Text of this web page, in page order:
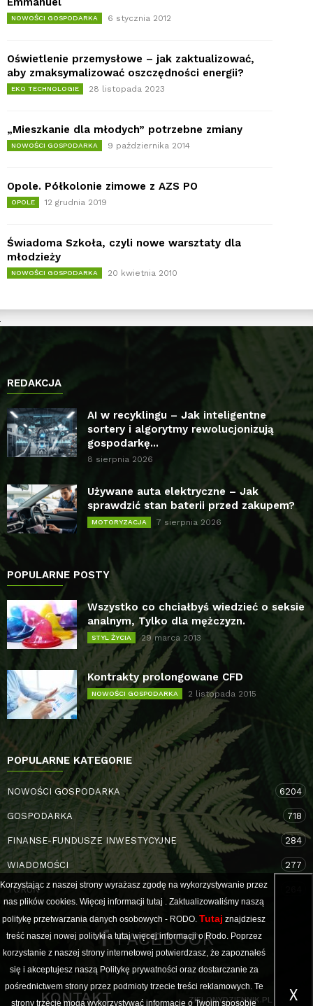
NOWOŚCI GOSPODARKA 6 stycznia 2012
Oświetlenie przemysłowe – jak zaktualizować,
aby zmaksymalizować oszczędności energii?
EKO TECHNOLOGIE 28 listopada 2023
„Mieszkanie dla młodych” potrzebne zmiany
NOWOŚCI GOSPODARKA 9 października 2014
Opole. Półkolonie zimowe z AZS PO
OPOLE 12 grudnia 2019
Świadoma Szkoła, czyli nowe warsztaty dla
młodzieży
NOWOŚCI GOSPODARKA 20 kwietnia 2010
REDAKCJA
AI w recyklingu – Jak inteligentne
sortery i algorytmy rewolucjonizują
gospodarkę...
8 sierpnia 2026
Używane auta elektryczne – Jak
sprawdzić stan baterii przed zakupem?
MOTORYZACJA 7 sierpnia 2026
POPULARNE POSTY
Wszystko co chciałbyś wiedzieć o seksie
analnym, Tylko dla mężczyzn.
STYL ŻYCIA 29 marca 2013
Kontrakty prolongowane CFD
NOWOŚCI GOSPODARKA 2 listopada 2015
POPULARNE KATEGORIE
NOWOŚCI GOSPODARKA 6204
GOSPODARKA 718
FINANSE-FUNDUSZE INWESTYCYJNE 284
WIADOMOŚCI 277
TORUŃ
FACEBOOK
KONTAKT ZIELONYDZIENNIK.PL
Korzystając z naszej strony wyrażasz zgodę na wykorzystywanie przez
nas plików cookies. Więcej informacji tutaj . Zaktualizowaliśmy naszą
politykę przetwarzania danych osobowych - RODO. Tutaj znajdziesz
treść naszej nowej polityki a tutajwięcej informacji o Rodo. Poprzez
korzystanie z naszej strony internetowej potwierdzasz, że zapoznałeś
się i akceptujesz naszą Politykę prywatności oraz dostarczanie za
pośrednictwem strony przez podmioty trzecie treści reklamowych. Te
strony trzecie mogą wykorzystywać informacje o Twoim sposobie
X